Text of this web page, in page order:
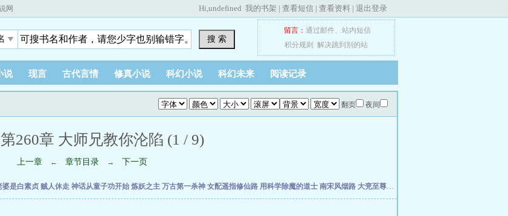
网 Hi,undefined 我的书架 | 查看短信 | 查看资料 | 退出登录
搜 索
留言： 通过邮件、 站内短信
积分规则
解决跳到别的站
说 现言 古代言情 修真小说 科幻小说 科幻未来 阅读记录
翻页 夜间
第260章 大师兄教你沦陷 (1 / 9)
上一章 ← 章节目录 → 下一页
婆是白素贞 贼人休走 神话从童子功开始 炼妖之主 万古第一杀神 女配遥指修仙路 用科学除魔的道士 南宋风烟路 大兖至尊路